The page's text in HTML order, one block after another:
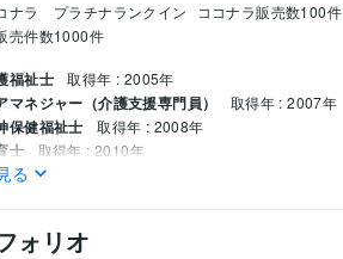
ナラ　プラチナランクイン ココナラ販売数100件
売件数1000件
福祉士 取得年 : 2005年
マネジャー（介護支援専門員） 取得年 : 2007年
保健福祉士 取得年 : 2008年
士 取得年 : 2010年
福祉士
霊感タロット、オラクルカードなどの占い
る
ォリオ